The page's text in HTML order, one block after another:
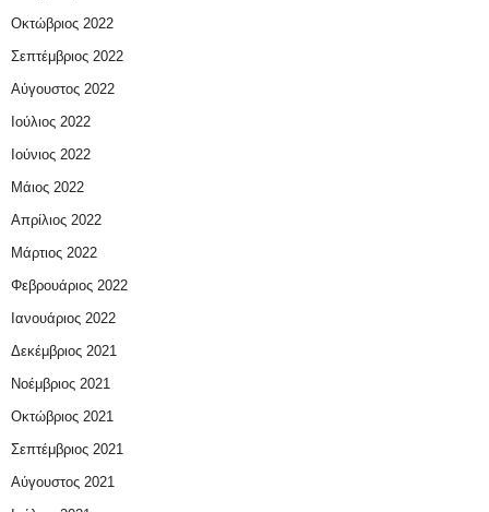
Οκτώβριος 2022
Σεπτέμβριος 2022
Αύγουστος 2022
Ιούλιος 2022
Ιούνιος 2022
Μάιος 2022
Απρίλιος 2022
Μάρτιος 2022
Φεβρουάριος 2022
Ιανουάριος 2022
Δεκέμβριος 2021
Νοέμβριος 2021
Οκτώβριος 2021
Σεπτέμβριος 2021
Αύγουστος 2021